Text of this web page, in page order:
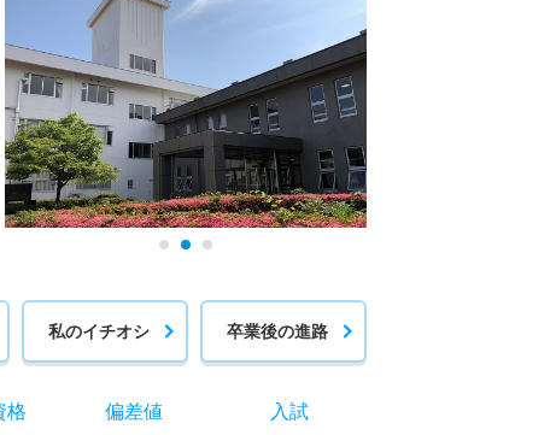
私のイチオシ 卒業後の進路
格 偏差値 入試